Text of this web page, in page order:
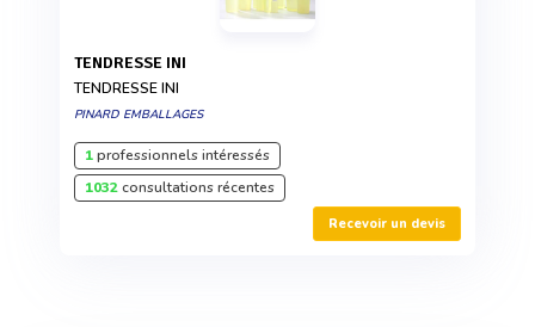
TENDRESSE INI
TENDRESSE INI
PINARD EMBALLAGES
1professionnels intéressés
1032consultations récentes
Recevoir un devis